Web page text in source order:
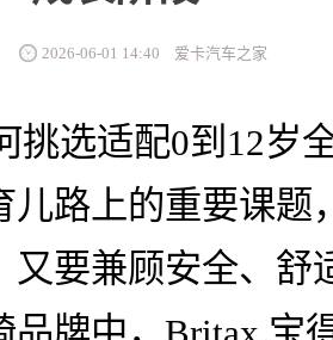
2026-06-01 14:40 爱卡汽车之家
挑选适配0到12岁
儿路上的重要课题
又要兼顾安全、舒